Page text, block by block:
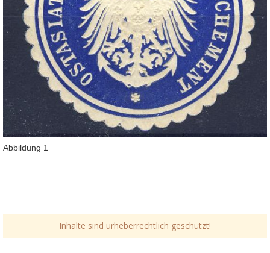
Abbildung 1
Inhalte sind urheberrechtlich geschützt!